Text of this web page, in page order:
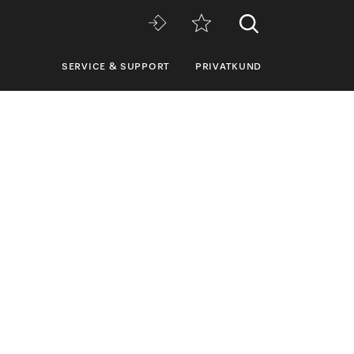
SERVICE & SUPPORT PRIVATKUND